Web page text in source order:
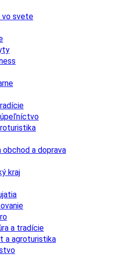
vo svete
obchod a doprava
kraj
a tradície
a agroturistika